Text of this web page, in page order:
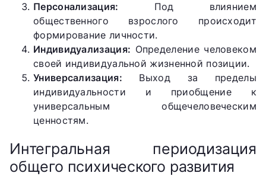
Персонализация: Под влиянием
общественного взрослого происходит
формирование личности.
Индивидуализация: Определение человеком
своей индивидуальной жизненной позиции.
Универсализация: Выход за пределы
индивидуальности и приобщение к
универсальным общечеловеческим
ценностям.
Интегральная периодизация
общего психического развития